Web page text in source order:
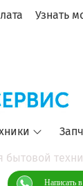
Узнать
бытовой
Написать